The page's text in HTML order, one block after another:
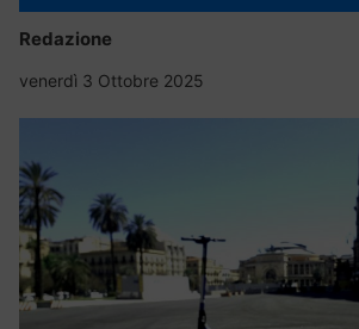
Redazione
venerdì 3 Ottobre 2025